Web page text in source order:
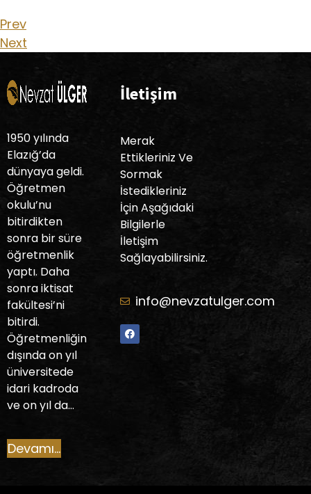
Prev
Next
1950 yılında
Elazığ’da
dünyaya geldi.
Öğretmen
okulu’nu
bitirdikten
sonra bir süre
öğretmenlik
yaptı. Daha
sonra iktisat
fakültesi’ni
bitirdi.
Öğretmenliğin
dışında on yıl
üniversitede
idari kadroda
ve on yıl da…
Devamı...
İletişim
Merak
Ettikleriniz Ve
Sormak
İstedikleriniz
İçin Aşağıdaki
Bilgilerle
İletişim
Sağlayabilirsiniz.
info@nevzatulger.com